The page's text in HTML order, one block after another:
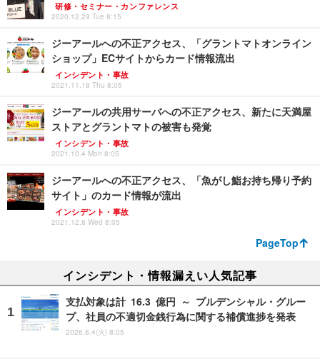
研修・セミナー・カンファレンス
2020.12.29 Tue 8:15
ジーアールへの不正アクセス、「グラントマトオンライン
ショップ」ECサイトからカード情報流出
インシデント・事故
2021.11.18 Thu 8:05
ジーアールの共用サーバへの不正アクセス、新たに天満屋
ストアとグラントマトの被害も発覚
インシデント・事故
2021.10.4 Mon 8:05
ジーアールへの不正アクセス、「魚がし鮨お持ち帰り予約
サイト」のカード情報が流出
インシデント・事故
2021.12.8 Wed 8:05
PageTop
インシデント・情報漏えい人気記事
支払対象は計 16.3 億円 ～ プルデンシャル・グルー
プ、社員の不適切金銭行為に関する補償進捗を発表
2026.8.4(火) 8:05